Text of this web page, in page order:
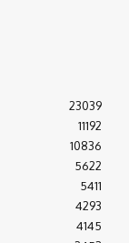
23039
11192
10836
5622
5411
4293
4145